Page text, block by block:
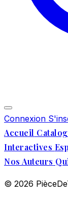
Connexion
Accueil
Interactives
Nos Auteurs
© 2026